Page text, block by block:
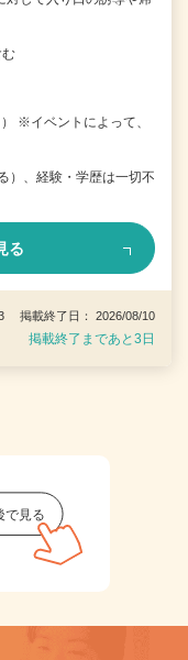
※イベントによって、
）、経験・学歴は一切不
る
掲載終了日： 2026/08/10
掲載終了まであと3日